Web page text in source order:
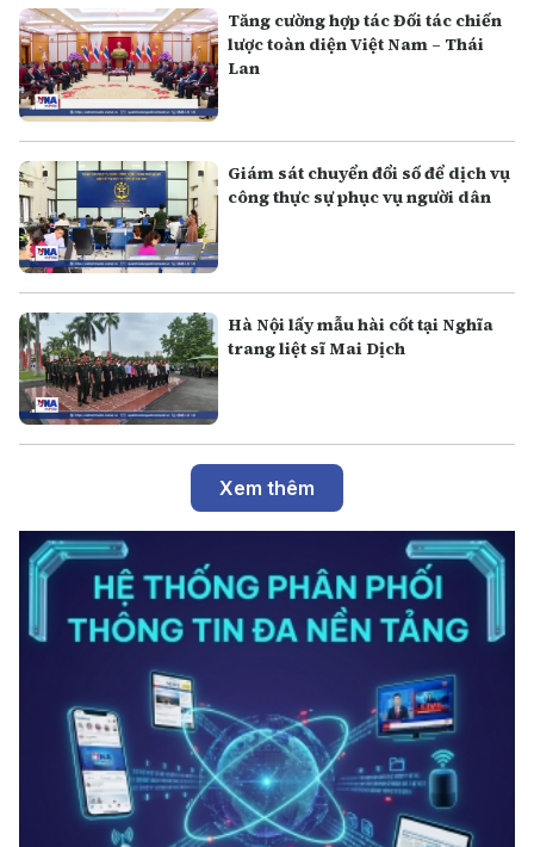
Tăng cường hợp tác Đối tác chiến
lược toàn diện Việt Nam – Thái
Lan
Giám sát chuyển đổi số để dịch vụ
công thực sự phục vụ người dân
Hà Nội lấy mẫu hài cốt tại Nghĩa
trang liệt sĩ Mai Dịch
Xem thêm